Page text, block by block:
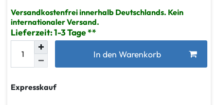
Versandkostenfrei innerhalb Deutschlands. Kein
internationaler Versand.
Lieferzeit: 1-3 Tage
In den Warenkorb
Expresskauf